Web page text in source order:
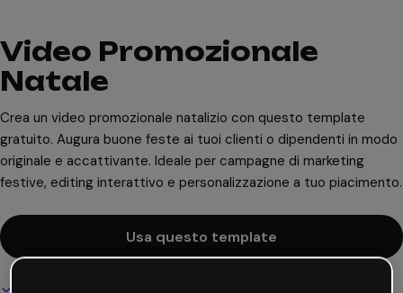
Video Promozionale
Natale
Crea un video promozionale natalizio con questo template
gratuito. Augura buone feste ai tuoi clienti o dipendenti in modo
originale e accattivante. Ideale per campagne di marketing
festive, editing interattivo e personalizzazione a tuo piacimento.
Usa questo template